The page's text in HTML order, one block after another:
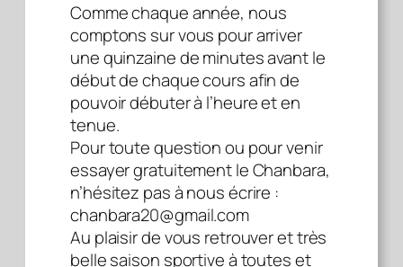
Comme chaque année, nous
comptons sur vous pour arriver
une quinzaine de minutes avant le
début de chaque cours afin de
pouvoir débuter à l’heure et en
tenue.
Pour toute question ou pour venir
essayer gratuitement le Chanbara,
n’hésitez pas à nous écrire :
chanbara20@gmail.com
Au plaisir de vous retrouver et très
belle saison sportive à toutes et